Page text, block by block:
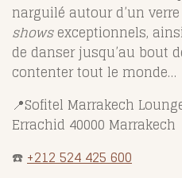
narguilé autour d’un
showsexceptionnels,
de danser jusqu’au bout
contenter tout le monde…
📍Sofitel Marrakech
Errachid 40000 Marrakech
☎️+212 524 425 600